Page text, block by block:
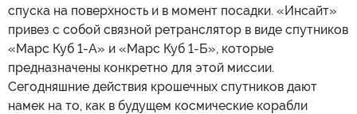
спуска на поверхность и в момент посадки. «Инсайт»
привез с собой связной ретранслятор в виде спутников
«Марс Куб 1-А» и «Марс Куб 1-Б», которые
предназначены конкретно для этой миссии.
Сегодняшние действия крошечных спутников дают
намек на то, как в будущем космические корабли